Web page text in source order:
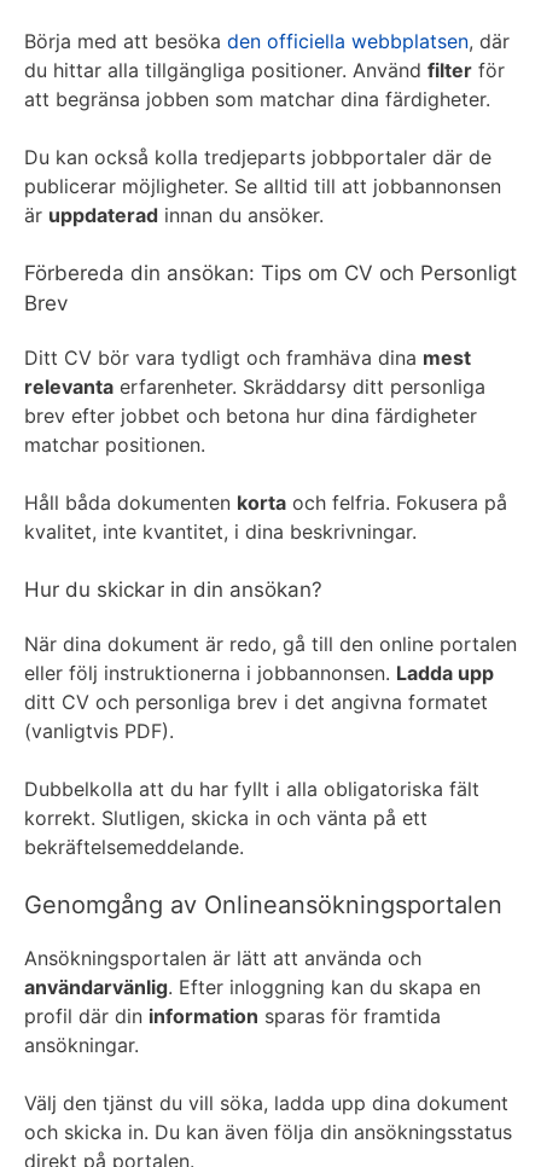
Börja med att besöka den officiella webbplatsen, där
du hittar alla tillgängliga positioner. Använd filter för
att begränsa jobben som matchar dina färdigheter.
Du kan också kolla tredjeparts jobbportaler där de
publicerar möjligheter. Se alltid till att jobbannonsen
är uppdaterad innan du ansöker.
Förbereda din ansökan: Tips om CV och Personligt
Brev
Ditt CV bör vara tydligt och framhäva dina mest
relevanta erfarenheter. Skräddarsy ditt personliga
brev efter jobbet och betona hur dina färdigheter
matchar positionen.
Håll båda dokumenten korta och felfria. Fokusera på
kvalitet, inte kvantitet, i dina beskrivningar.
Hur du skickar in din ansökan?
När dina dokument är redo, gå till den online portalen
eller följ instruktionerna i jobbannonsen. Ladda upp
ditt CV och personliga brev i det angivna formatet
(vanligtvis PDF).
Dubbelkolla att du har fyllt i alla obligatoriska fält
korrekt. Slutligen, skicka in och vänta på ett
bekräftelsemeddelande.
Genomgång av Onlineansökningsportalen
Ansökningsportalen är lätt att använda och
användarvänlig. Efter inloggning kan du skapa en
profil där din information sparas för framtida
ansökningar.
Välj den tjänst du vill söka, ladda upp dina dokument
och skicka in. Du kan även följa din ansökningsstatus
direkt på portalen.